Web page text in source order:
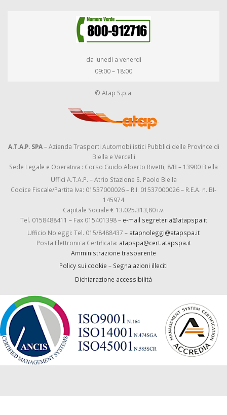
da lunedì a venerdì
09:00 – 18:00
© Atap S.p.a.
A.T.A.P. SPA– Azienda Trasporti Automobilistici Pubblici delle Province di
Biella e Vercelli
Sede Legale e Operativa : Corso Guido Alberto Rivetti, 8/B – 13900 Biella
Uffici A.T.A.P. – Atrio Stazione S. Paolo Biella
Codice Fiscale/Partita Iva: 01537000026 – R.I. 01537000026 – R.E.A. n. BI-
145974
Capitale Sociale € 13.025.313,80 i.v.
Tel. 0158488411 – Fax 015401398 – e-mail segreteria@atapspa.it
Ufficio Noleggi: Tel. 015/8488437 – atapnoleggi@atapspa.it
Posta Elettronica Certificata: atapspa@cert.atapspa.it
Amministrazione trasparente
Policy sui cookie – Segnalazioni illeciti
Dichiarazione accessibilità